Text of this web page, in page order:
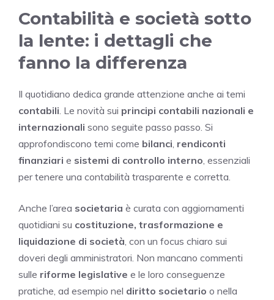
Contabilità e società sotto
la lente: i dettagli che
fanno la differenza
Il quotidiano dedica grande attenzione anche ai temi
contabili . Le novità sui principi contabili nazionali e
internazionali sono seguite passo passo. Si
approfondiscono temi come bilanci rendiconti
finanziari e sistemi di controllo interno , essenziali
per tenere una contabilità trasparente e corretta.
Anche l’area societaria è curata con aggiornamenti
quotidiani su costituzione, trasformazione e
liquidazione di società , con un focus chiaro sui
doveri degli amministratori. Non mancano commenti
sulle riforme legislative e le loro conseguenze
pratiche, ad esempio nel diritto societario o nella